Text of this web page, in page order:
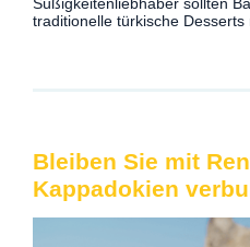
Süßigkeitenliebhaber sollten
traditionelle türkische
Bleiben Sie mit
Kappadokien